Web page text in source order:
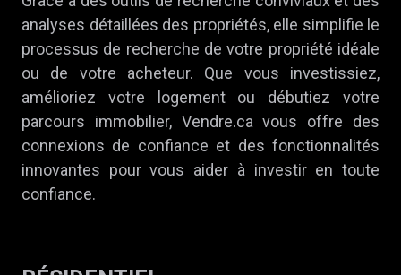
analyses détaillées des propriétés, elle simplifie le
processus de recherche de votre propriété idéale
ou de votre acheteur. Que vous investissiez,
amélioriez votre logement ou débutiez votre
parcours immobilier, Vendre.ca vous offre des
connexions de confiance et des fonctionnalités
innovantes pour vous aider à investir en toute
confiance.